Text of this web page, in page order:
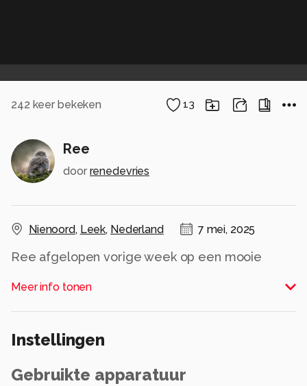
242 keer bekeken 13
Ree
door renedevries
Nienoord, Leek, Nederland 7 mei, 2025
Ree afgelopen vorige week op een mooie
Meer info tonen
Instellingen
Gebruikte apparatuur